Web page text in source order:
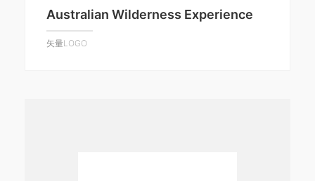
Australian Wilderness Experience
矢量LOGO